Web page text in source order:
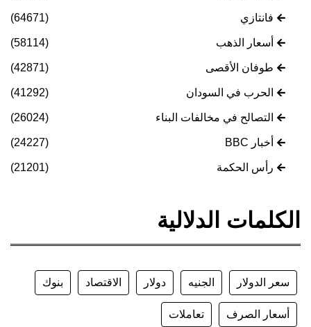
فانتازي (64671)
أسعار الذهب (58114)
طوفان الأقصى (42871)
الحرب في السودان (41292)
التصالح في مخالفات البناء (26024)
أخبار BBC (24227)
رأس الحكمة (21201)
الكلمات الدلالية
سعر الدولار الجنيه دولار الاقتصاد بنوك
أسعار الصرف تعاملات